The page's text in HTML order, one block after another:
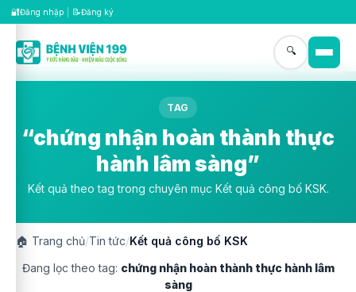
🔐Đăng nhập 📝Đăng ký
🔍
TAG
“chứng nhận hoàn thành thực
hành lâm sàng”
Kết quả theo tag trong chuyên mục Kết quả công bố KSK.
🏠 Trang chủ/Tin tức/Kết quả công bố KSK
Đang lọc theo tag: chứng nhận hoàn thành thực hành lâm
sàng